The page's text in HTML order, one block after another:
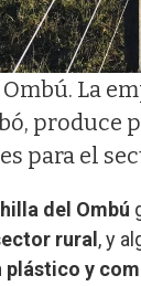
La
produce
para el
del Ombú
rural , y
plástico y